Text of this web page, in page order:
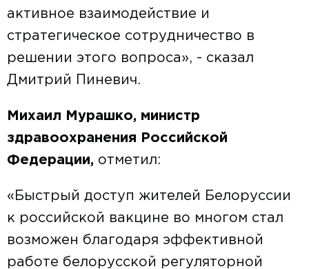
активное взаимодействие и
стратегическое сотрудничество в
решении этого вопроса», - сказал
Дмитрий Пиневич.
Михаил Мурашко, министр
здравоохранения Российской
Федерации, отметил:
«Быстрый доступ жителей Белоруссии
к российской вакцине во многом стал
возможен благодаря эффективной
работе белорусской регуляторной